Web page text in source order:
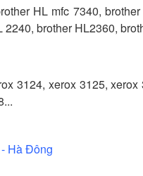
HL mfc 7340,
brother HL2360,
3124, xerox 3125,
Hà Đông